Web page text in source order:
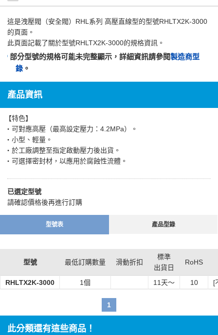
這是洩壓閥（安全閥）RHL系列 高壓直線型的型號RHLTX2K-3000
的頁面。
此頁面記載了關於型號RHLTX2K-3000的規格資訊。
部分型號的規格可能未完整顯示，詳細資訊請參閱製造商型
錄 。
產品資訊
【特色】
・可對應高壓（最高設定壓力：4.2MPa）。
・小型、輕量。
・於工廠調整至指定啟動壓力後出貨。
・可選擇密封材，以應用於腐蝕性流體。
已選定型號
請確認價格後再進行訂購
型號表 產品型錄
型號 最低訂購數量 滑動折扣
標準
出貨日
RoHS
RHLTX2K-3000 1個 11 天～ 10 [
1
此分類還有這些商品！